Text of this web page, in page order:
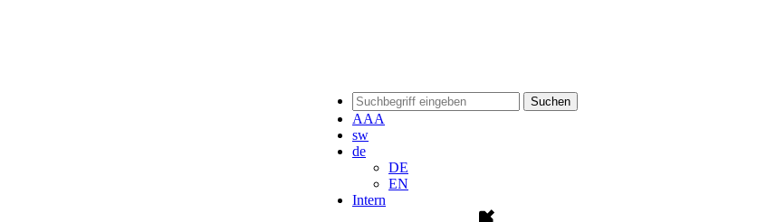
Suchen
AAA
sw
de
DE
EN
Intern